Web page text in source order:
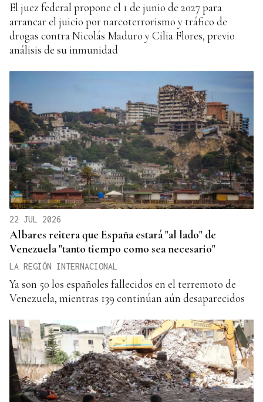
El juez federal propone el 1 de junio de 2027 para
arrancar el juicio por narcoterrorismo y tráfico de
drogas contra Nicolás Maduro y Cilia Flores, previo
análisis de su inmunidad
22 JUL 2026
Albares reitera que España estará "al lado" de
Venezuela "tanto tiempo como sea necesario"
LA REGIÓN INTERNACIONAL
Ya son 50 los españoles fallecidos en el terremoto de
Venezuela, mientras 139 continúan aún desaparecidos